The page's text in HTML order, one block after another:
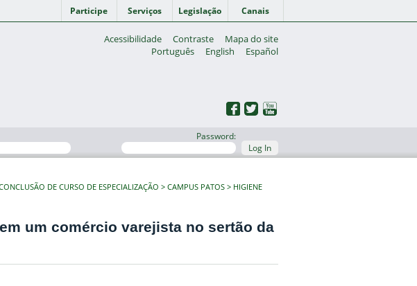
Participe Serviços Legislação Canais
Acessibilidade Contraste
Mapa do site
Português
English Español
Password:
Log In
DE CURSO DE ESPECIALIZAÇÃO CAMPUS PATOS
HIGIENE
um comércio varejista no sertão da